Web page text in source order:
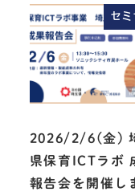
セミ
2026/2/6(金)
県保育ICTラボ
報告会を開催し